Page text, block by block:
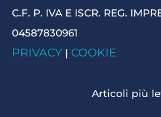
C.F. P. IVA E ISCR. REG.
04587830961
PRIVACY | COOKIE
Articoli più